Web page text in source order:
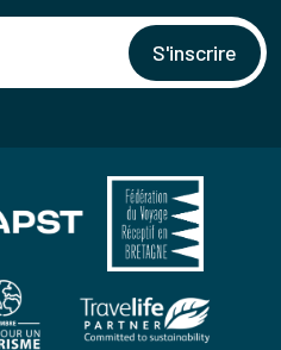
S'inscrire